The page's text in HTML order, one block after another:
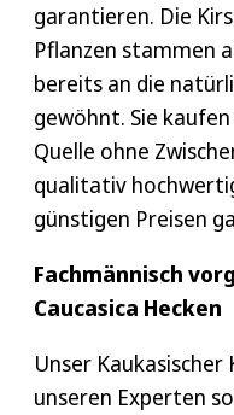
garantieren. Die
Pflanzen stammen
bereits an die
gewöhnt. Sie
Quelle ohne
qualitativ
günstigen Preisen
Fachmännisch
Caucasica Hecken
Unser
unseren Experten